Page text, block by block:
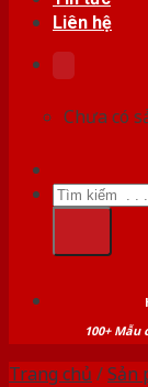
Liên hệ
Chưa có
Tìm
kiếm:
100+
Trang chủ /Sản